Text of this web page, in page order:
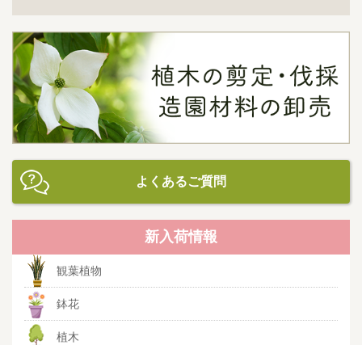
よくあるご質問
新入荷情報
観葉植物
鉢花
植木